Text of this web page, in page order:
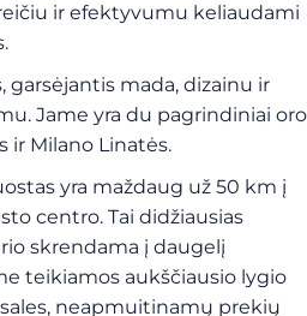
ir efektyvumu keliaudami
garsėjantis mada, dizainu ir
Jame yra du pagrindiniai oro
ir Milano Linatės.
yra maždaug už 50 km į
centro. Tai didžiausias
skrendama į daugelį
teikiamos aukščiausio lygio
neapmuitinamų prekių